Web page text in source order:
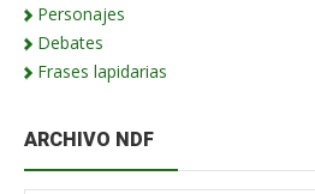
Personajes
Debates
Frases lapidarias
ARCHIVO NDF